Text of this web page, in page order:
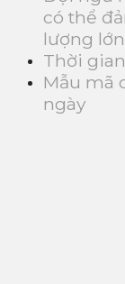
có thể
lượng lớn
Thời
Mẫu mã
ngày